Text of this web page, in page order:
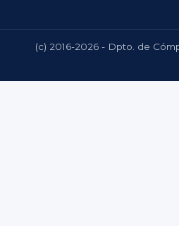
(c) 2016-2026 - Dpto. de